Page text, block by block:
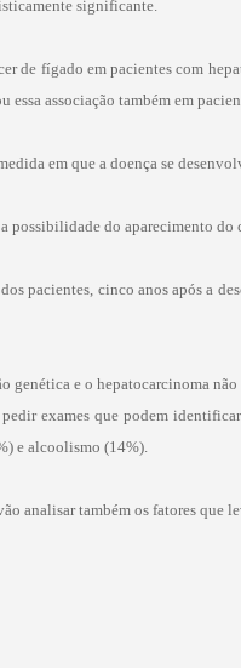
significante.
de fígado em pacientes com
associação também em
em que a doença se
possibilidade do aparecimento do
pacientes, cinco anos após a
genética e o hepatocarcinoma
exames que podem
e alcoolismo (14%).
analisar também os fatores que